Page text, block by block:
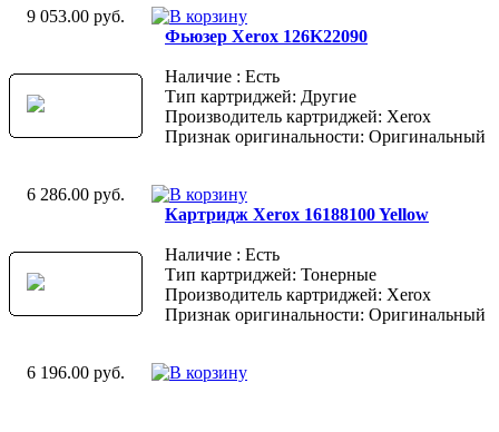
9 053.00 руб.
Фьюзер Xerox 126K22090
Наличие : Есть
Тип картриджей: Другие
Производитель картриджей: Xerox
Признак оригинальности: Оригинальный
6 286.00 руб.
Картридж Xerox 16188100 Yellow
Наличие : Есть
Тип картриджей: Тонерные
Производитель картриджей: Xerox
Признак оригинальности: Оригинальный
6 196.00 руб.